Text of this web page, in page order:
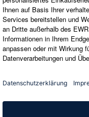
Mail erhalten. Als
Eine Abmeldung